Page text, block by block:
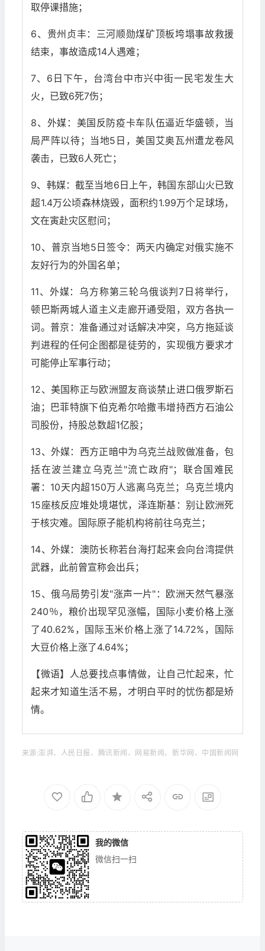
取停课措施；
6、贵州贞丰：三河顺勋煤矿顶板垮塌事故救援
结束，事故造成14人遇难；
7、6日下午，台湾台中市兴中街一民宅发生大
火，已致6死7伤；
8、外媒：美国反防疫卡车队伍逼近华盛顿，当
局严阵以待；当地5日，美国艾奥瓦州遭龙卷风
袭击，已致6人死亡；
9、韩媒：截至当地6日上午，韩国东部山火已致
超1.4万公顷森林烧毁，面积约1.99万个足球场，
文在寅赴灾区慰问；
10、普京当地5日签令：两天内确定对俄实施不
友好行为的外国名单；
11、外媒：乌方称第三轮乌俄谈判7日将举行，
顿巴斯两城人道主义走廊开通受阻，双方各执一
词。普京：准备通过对话解决冲突，乌方拖延谈
判进程的任何企图都是徒劳的，实现俄方要求才
可能停止军事行动；
12、美国称正与欧洲盟友商谈禁止进口俄罗斯石
油；巴菲特旗下伯克希尔哈撒韦增持西方石油公
司股份，持股总数超1亿股；
13、外媒：西方正暗中为乌克兰战败做准备，包
括在波兰建立乌克兰"流亡政府"；联合国难民
署：10天内超150万人逃离乌克兰；乌克兰境内
15座核反应堆处境堪忧，泽连斯基：别让欧洲死
于核灾难。国际原子能机构将前往乌克兰；
14、外媒：澳防长称若台海打起来会向台湾提供
武器，此前曾宣称会出兵；
15、俄乌局势引发"涨声一片"：欧洲天然气暴涨
240％，粮价出现罕见涨幅，国际小麦价格上涨
了40.62%，国际玉米价格上涨了14.72%，国际
大豆价格上涨了4.64%；
【微语】人总要找点事情做，让自己忙起来，忙
起来才知道生活不易，才明白平时的忧伤都是矫
情。
来源:澎湃、人民日报、腾讯新闻、网易新闻、新华网、中国新闻网
我的微信
微信扫一扫